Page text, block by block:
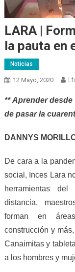
LARA |
la pauta en
Noticias
12 Mayo, 2020
**Aprender desde
de pasar la
DANNYS
De cara a la
social, Inces Lara
herramientas del
distancia,
forman en
construcción y más,
Canaimitasy
a los hombres y